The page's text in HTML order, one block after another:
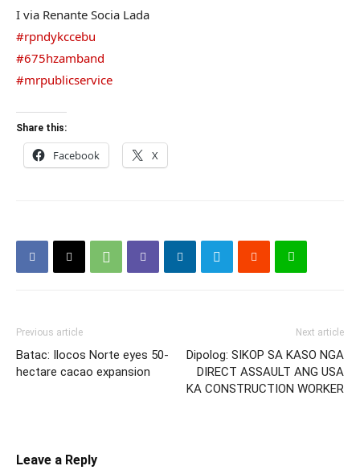
I via Renante Socia Lada
#rpndykccebu
#675hzamband
#mrpublicservice
Share this:
Facebook X
Previous article
Batac: Ilocos Norte eyes 50-
hectare cacao expansion
Next article
Dipolog: SIKOP SA KASO NGA
DIRECT ASSAULT ANG USA
KA CONSTRUCTION WORKER
Leave a Reply